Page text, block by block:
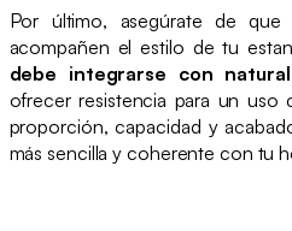
Por último, asegúrate de
acompañen el estilo de tu
debe integrarse con
ofrecer resistencia para un uso
proporción, capacidad y
más sencilla y coherente con tu